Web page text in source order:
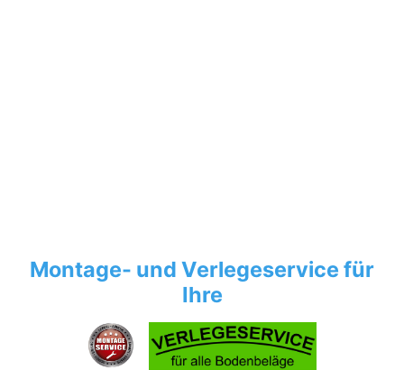
Montage- und Verlegeservice für
Ihre